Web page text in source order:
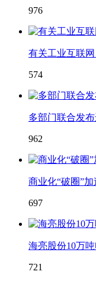
976
有关工业互联
574
多部门联合发
962
商业化“破圈”
697
海亮股份10万
721